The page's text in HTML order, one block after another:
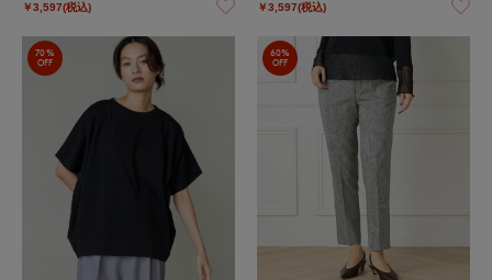
￥3,597(税込) ￥3,597(税込)
70%
OFF
60%
OFF